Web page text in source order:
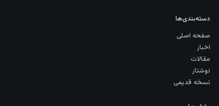
دسته‌بندی‌ها
صفحه اصلی
اخبار
مقالات
نوشتار
نسخه قدیمی